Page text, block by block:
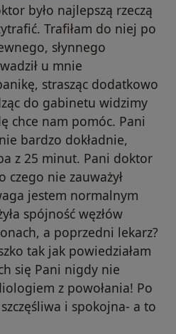
było najlepszą rzeczą
Trafiłam do niej po
słynnego
u mnie
strasząc dodatkowo
do gabinetu widzimy
chce nam pomóc. Pani
bardzo dokładnie,
z 25 minut. Pani doktor
czego nie zauważył
jestem normalnym
spójność węzłów
a poprzedni lekarz?
tak jak powiedziałam
się Pani nigdy nie
z powołania! Po
i spokojna- a to